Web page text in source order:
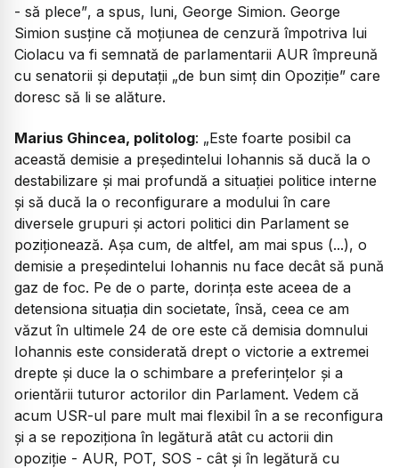
- să plece”, a spus, luni, George Simion. George
Simion susține că moțiunea de cenzură împotriva lui
Ciolacu va fi semnată de parlamentarii AUR împreună
cu senatorii și deputații „de bun simț din Opoziție” care
doresc să li se alăture.
Marius Ghincea, politolog: „Este foarte posibil ca
această demisie a președintelui Iohannis să ducă la o
destabilizare și mai profundă a situației politice interne
și să ducă la o reconfigurare a modului în care
diversele grupuri și actori politici din Parlament se
poziționează. Așa cum, de altfel, am mai spus (...), o
demisie a președintelui Iohannis nu face decât să pună
gaz de foc. Pe de o parte, dorința este aceea de a
detensiona situația din societate, însă, ceea ce am
văzut în ultimele 24 de ore este că demisia domnului
Iohannis este considerată drept o victorie a extremei
drepte și duce la o schimbare a preferințelor și a
orientării tuturor actorilor din Parlament. Vedem că
acum USR-ul pare mult mai flexibil în a se reconfigura
și a se repoziționa în legătură atât cu actorii din
opoziție - AUR, POT, SOS - cât și în legătură cu